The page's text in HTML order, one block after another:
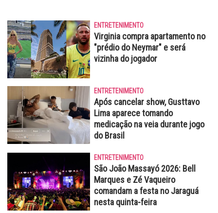
ENTRETENIMENTO
Virginia compra apartamento no
"prédio do Neymar" e será
vizinha do jogador
ENTRETENIMENTO
Após cancelar show, Gusttavo
Lima aparece tomando
medicação na veia durante jogo
do Brasil
ENTRETENIMENTO
São João Massayó 2026: Bell
Marques e Zé Vaqueiro
comandam a festa no Jaraguá
nesta quinta-feira